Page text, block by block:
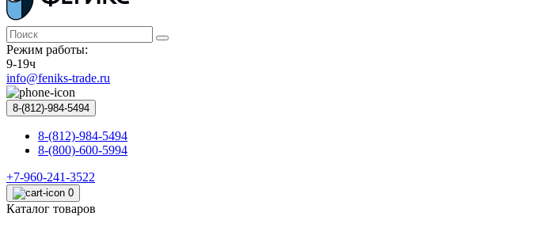
Режим работы:
9-19ч
info@feniks-trade.ru
8-(812)-984-5494
8-(812)-984-5494
8-(800)-600-5994
+7-960-241-3522
0
Каталог товаров